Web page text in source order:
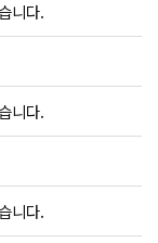
니다.
니다.
니다.